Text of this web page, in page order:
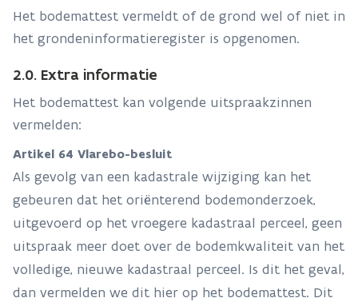
Het bodemattest vermeldt of de grond wel of niet in
het grondeninformatieregister is opgenomen.
2.0. Extra informatie
Het bodemattest kan volgende uitspraakzinnen
vermelden:
Artikel 64 Vlarebo-besluit
Als gevolg van een kadastrale wijziging kan het
gebeuren dat het oriënterend bodemonderzoek,
uitgevoerd op het vroegere kadastraal perceel, geen
uitspraak meer doet over de bodemkwaliteit van het
volledige, nieuwe kadastraal perceel. Is dit het geval,
dan vermelden we dit hier op het bodemattest. Dit